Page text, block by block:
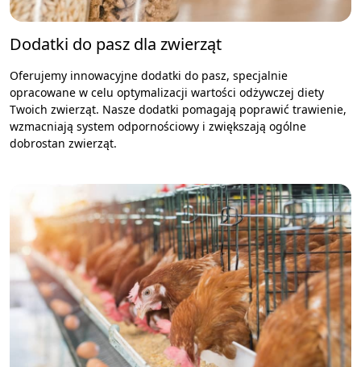
Dodatki do pasz dla zwierząt
Oferujemy innowacyjne dodatki do pasz, specjalnie
opracowane w celu optymalizacji wartości odżywczej diety
Twoich zwierząt. Nasze dodatki pomagają poprawić trawienie,
wzmacniają system odpornościowy i zwiększają ogólne
dobrostan zwierząt.